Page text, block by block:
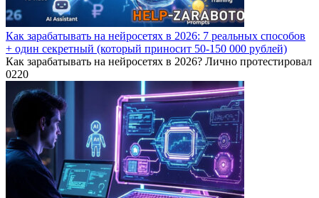
Как зарабатывать на нейросетях в 2026: 7 реальных способов
+ один секретный (который приносит 50-150 000 рублей)
Как зарабатывать на нейросетях в 2026? Лично протестировал
0220